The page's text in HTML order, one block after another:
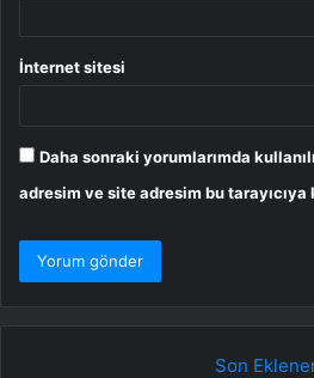
İnternet sitesi
Daha sonraki yorumlarımda
adresim ve site adresim bu
Son